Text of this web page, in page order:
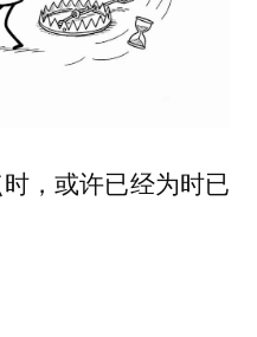
，或许已经为时已